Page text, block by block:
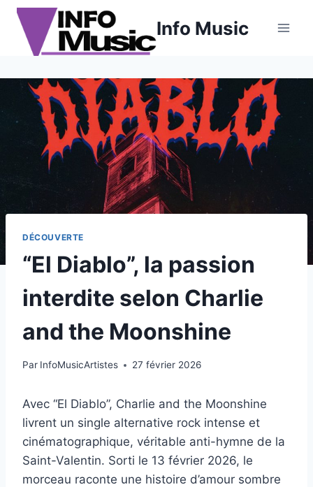
Aller
contenu
Info Music
DÉCOUVERTE
“El Diablo”, la passion
interdite selon Charlie
and the Moonshine
Par InfoMusicArtistes 27 février 2026
Avec “El Diablo”, Charlie and the Moonshine
livrent un single alternative rock intense et
cinématographique, véritable anti-hymne de la
Saint-Valentin. Sorti le 13 février 2026, le
morceau raconte une histoire d’amour sombre